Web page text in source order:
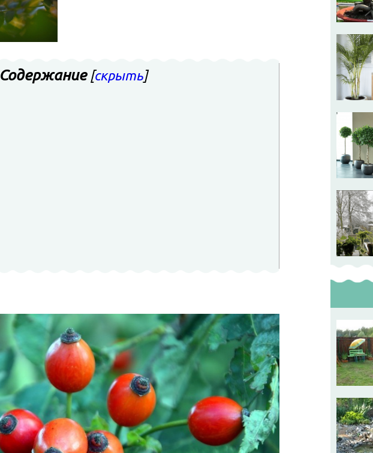
Содержание [скрыть]